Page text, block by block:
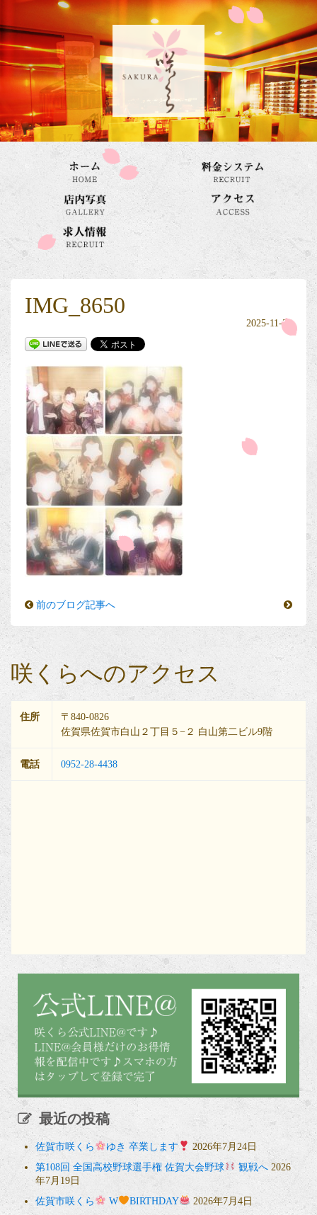
IMG_8650
2025-11-23
前のブログ記事へ
咲くらへのアクセス
住所
〒840-0826
佐賀県佐賀市白山２丁目５−２ 白山第二ビル9階
電話 0952-28-4438
最近の投稿
佐賀市咲くら ゆき 卒業します
2026年7月24日
第108回 全国高校野球選手権 佐賀大会野球
観戦へ 2026
年7月19日
佐賀市咲くら
W BIRTHDAY
2026年7月4日